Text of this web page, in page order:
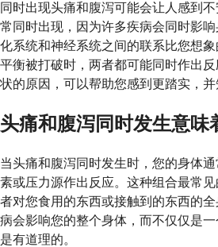
同时出现头痛和腹泻可能会让人感到
常同时出现，因为许多疾病会同时影
化系统和神经系统之间的联系比您想
平衡被打破时，两者都可能同时作出
状的原因，可以帮助您感到更踏实，并
头痛和腹泻同时发生意味
当头痛和腹泻同时发生时，您的身体
素或压力源作出反应。这种组合最常
者对您食用的东西或接触到的东西的
病会影响您的整个身体，而不仅仅是
是有道理的。